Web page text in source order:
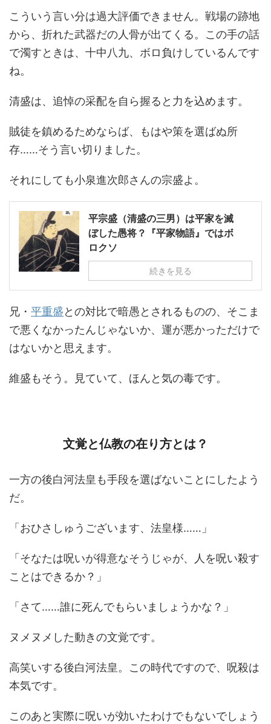
こういう言い分は過大評価できません。戦場の跡地
から、折れた武器だの人骨が出てくる。この手の話
で濁すときは、十中八九、ボロ負けしているんです
ね。
清盛は、追悼の采配を自ら握ると力を込めます。
賊徒を鎮めるためならば、もはや策を選ばぬ所
存……そう言い切りました。
それにしても小泉進次郎さんの宗盛よ。
平宗盛（清盛の三男）は平家を滅
ぼした愚将？『平家物語』ではボ
ロクソ
続きを見る
兄・ 平重盛との対比で暗愚とされるものの、そこま
で悪くなかったんじゃないか、運が悪かっただけで
はないかと思えます。
維盛もそう。見ていて、ほんと気の毒です。
文覚と仏教の在り方とは？
一方の後白河法皇も手段を選ばないことにしたよう
だ。
「おひさしゅうございます、法皇様……」
「そなたは呪いが得意なそうじゃが、人を呪い殺す
ことはできるか？」
「さて……誰に死んでもらいましょうかな？」
ヌメヌメした動きの文覚です。
高笑いする後白河法皇。この時代ですので、呪殺は
本気です。
このあと実際に呪いが効いたわけでもないでしょう